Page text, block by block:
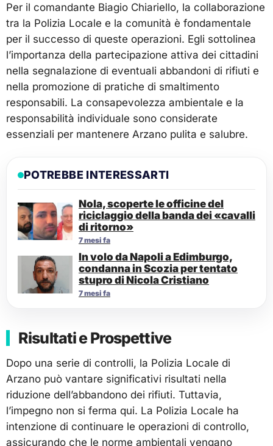
Per il comandante Biagio Chiariello, la collaborazione
tra la Polizia Locale e la comunità è fondamentale
per il successo di queste operazioni. Egli sottolinea
l’importanza della partecipazione attiva dei cittadini
nella segnalazione di eventuali abbandoni di rifiuti e
nella promozione di pratiche di smaltimento
responsabili. La consapevolezza ambientale e la
responsabilità individuale sono considerate
essenziali per mantenere Arzano pulita e salubre.
POTREBBE INTERESSARTI
Nola, scoperte le officine del
riciclaggio della banda dei «cavalli
di ritorno»
7 mesi fa
In volo da Napoli a Edimburgo,
condanna in Scozia per tentato
stupro di Nicola Cristiano
7 mesi fa
Risultati e Prospettive
Dopo una serie di controlli, la Polizia Locale di
Arzano può vantare significativi risultati nella
riduzione dell’abbandono dei rifiuti. Tuttavia,
l’impegno non si ferma qui. La Polizia Locale ha
intenzione di continuare le operazioni di controllo,
assicurando che le norme ambientali vengano